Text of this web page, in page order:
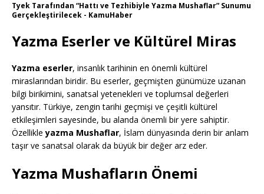
Tyek Tarafından “Hattı ve Tezhibiyle Yazma Mushaflar” Sunumu
Gerçekleştirilecek - KamuHaber
Yazma Eserler ve Kültürel Miras
Yazma eserler, insanlık tarihinin en önemli kültürel
miraslarından biridir. Bu eserler, geçmişten günümüze uzanan
bilgi birikimini, sanatsal yetenekleri ve toplumsal değerleri
yansıtır. Türkiye, zengin tarihi geçmişi ve çeşitli kültürel
etkileşimleri sayesinde, bu alanda önemli bir yere sahiptir.
Özellikleyazma Mushaflar, İslam dünyasında derin bir anlam
taşır ve sanatsal olarak da büyük bir değer arz eder.
Yazma Mushafların Önemi